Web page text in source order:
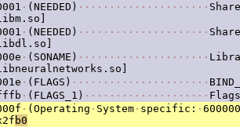
· (NEEDED) · · · · · · · · · · · · · · · · · · · · ·
· (NEEDED) · · · · · · · · · · · · · · · · · · · · ·
· (SONAME) · · · · · · · · · · · · · · · · · · · · ·
· (FLAGS) · · · · · · · · · · · · · · · · · · · · · ·
· (FLAGS_1) · · · · · · · · · · · · · · · · · · · ·
· (Operating · System · specific: ·
b0